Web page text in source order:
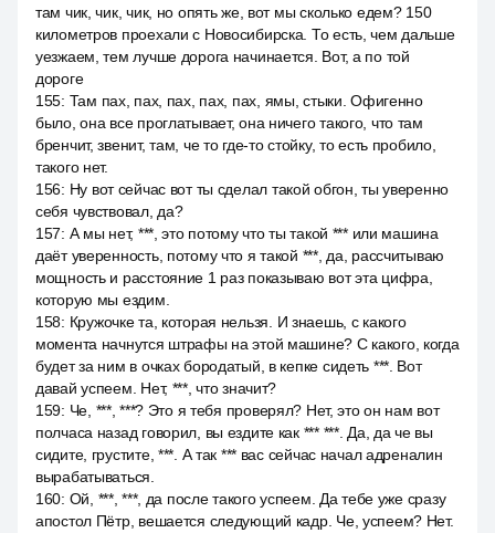
там чик, чик, чик, но опять же, вот мы сколько едем? 150
километров проехали с Новосибирска. То есть, чем дальше
уезжаем, тем лучше дорога начинается. Вот, а по той
дороге
155: Там пах, пах, пах, пах, пах, ямы, стыки. Офигенно
было, она все проглатывает, она ничего такого, что там
бренчит, звенит, там, че то где-то стойку, то есть пробило,
такого нет.
156: Ну вот сейчас вот ты сделал такой обгон, ты уверенно
себя чувствовал, да?
157: А мы нет, ***, это потому что ты такой *** или машина
даёт уверенность, потому что я такой ***, да, рассчитываю
мощность и расстояние 1 раз показываю вот эта цифра,
которую мы ездим.
158: Кружочке та, которая нельзя. И знаешь, с какого
момента начнутся штрафы на этой машине? С какого, когда
будет за ним в очках бородатый, в кепке сидеть ***. Вот
давай успеем. Нет, ***, что значит?
159: Че, ***, ***? Это я тебя проверял? Нет, это он нам вот
полчаса назад говорил, вы ездите как *** ***. Да, да че вы
сидите, грустите, ***. А так *** вас сейчас начал адреналин
вырабатываться.
160: Ой, ***, ***, да после такого успеем. Да тебе уже сразу
апостол Пётр, вешается следующий кадр. Че, успеем? Нет.